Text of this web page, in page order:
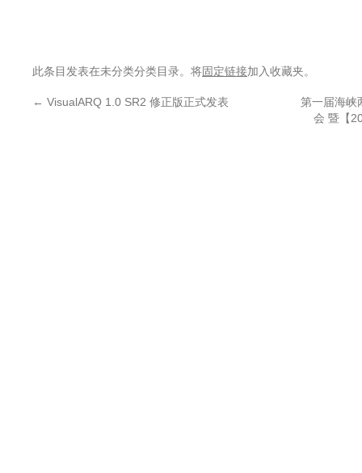
此条目发表在未分类分类目录。将固定链接加入收藏夹。
← VisualARQ 1.0 SR2 修正版正式发表
第一届海峡
会 暨【